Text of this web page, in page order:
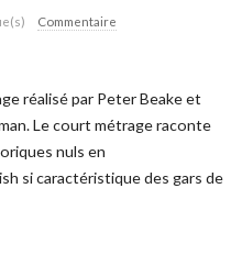
Commentaire
réalisé par Peter Beake et
Le court métrage raconte
nuls en
si caractéristique des gars de